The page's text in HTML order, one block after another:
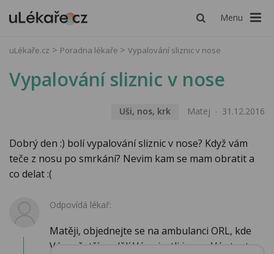
Menu
uLékaře.cz Poradna lékaře Vypalování sliznic v nose
Vypalování sliznic v nose
Uši, nos, krk Matej 31.12.2016
Dobrý den :) bolí vypalování sliznic v nose? Když vám
teče z nosu po smrkání? Nevim kam se mam obratit a
co delat :(
Odpovídá lékař:
Matěji, objednejte se na ambulanci ORL, kde
Vás vyšetří a sdělí Vám, jestli je pro Vás tent...